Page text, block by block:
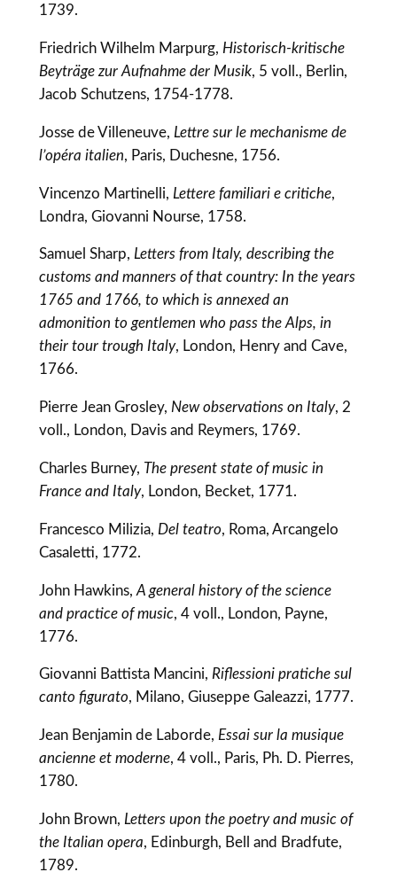
1739.
Friedrich Wilhelm Marpurg, Historisch-kritische
Beyträge zur Aufnahme der Musik, 5 voll., Berlin,
Jacob Schutzens, 1754-1778.
Josse de Villeneuve, Lettre sur le mechanisme de
l’opéra italien, Paris, Duchesne, 1756.
Vincenzo Martinelli, Lettere familiari e critiche,
Londra, Giovanni Nourse, 1758.
Samuel Sharp, Letters from Italy, describing the
customs and manners of that country: In the years
1765 and 1766, to which is annexed an
admonition to gentlemen who pass the Alps, in
their tour trough Italy, London, Henry and Cave,
1766.
Pierre Jean Grosley, New observations on Italy, 2
voll., London, Davis and Reymers, 1769.
Charles Burney, The present state of music in
France and Italy, London, Becket, 1771.
Francesco Milizia, Del teatro, Roma, Arcangelo
Casaletti, 1772.
John Hawkins, A general history of the science
and practice of music, 4 voll., London, Payne,
1776.
Giovanni Battista Mancini, Riflessioni pratiche sul
canto figurato, Milano, Giuseppe Galeazzi, 1777.
Jean Benjamin de Laborde, Essai sur la musique
ancienne et moderne, 4 voll., Paris, Ph. D. Pierres,
1780.
John Brown, Letters upon the poetry and music of
the Italian opera, Edinburgh, Bell and Bradfute,
1789.